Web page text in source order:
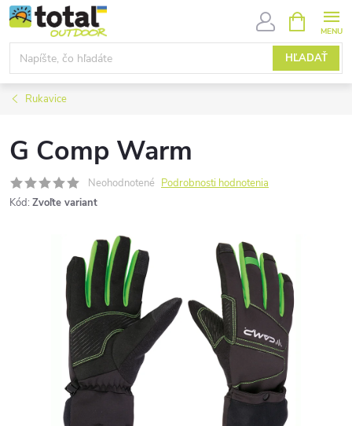
Prejsť
na
obsah
HĽADAŤ
KOŠÍK
Rukavice
G Comp Warm
Neohodnotené Podrobnosti hodnotenia
Kód: Zvoľte variant